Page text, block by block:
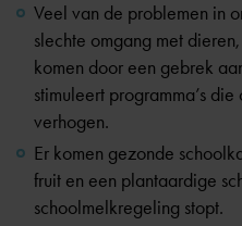
Veel van de problemen in
slechte omgang met
komen door een gebrek
stimuleert programma’s
verhogen.
Er komen gezonde
fruit en een plantaardige
schoolmelkregeling stopt.